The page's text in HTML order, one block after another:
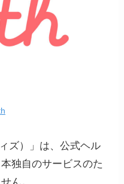
ズ）」は、公式ヘル
独自のサービスのた